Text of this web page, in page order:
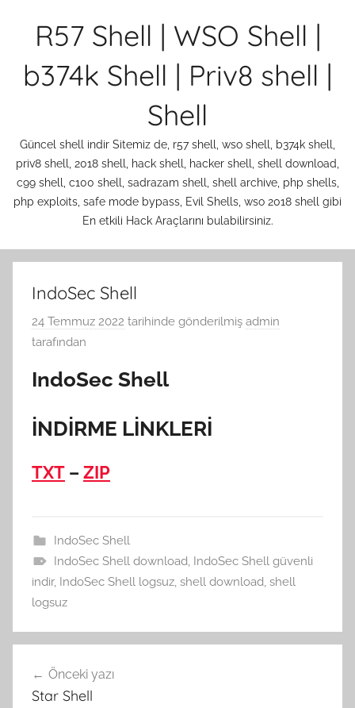
R57 Shell | WSO Shell |
b374k Shell | Priv8 shell |
Shell
Güncel shell indir Sitemiz de, r57 shell, wso shell, b374k shell,
priv8 shell, 2018 shell, hack shell, hacker shell, shell download,
c99 shell, c100 shell, sadrazam shell, shell archive, php shells,
php exploits, safe mode bypass, Evil Shells, wso 2018 shell gibi
En etkili Hack Araçlarını bulabilirsiniz.
IndoSec Shell
24 Temmuz 2022 tarihinde gönderilmiş admin
tarafından
IndoSec Shell
İNDİRME LİNKLERİ
TXT – ZIP
IndoSec Shell
IndoSec Shell download, IndoSec Shell güvenli
indir, IndoSec Shell logsuz, shell download, shell
logsuz
gezinmesi
Önceki yazı
Star Shell